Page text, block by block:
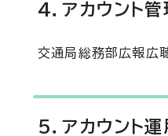
4．アカウント
交通局総務部広報広
5．アカウント